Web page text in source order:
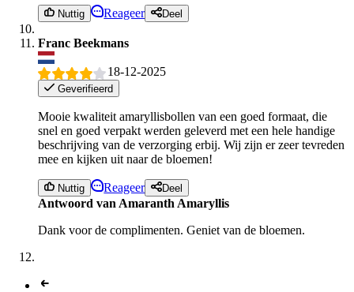
Nuttig Reageer Deel
Franc Beekmans
18-12-2025
Geverifieerd
Mooie kwaliteit amaryllisbollen van een goed formaat, die
snel en goed verpakt werden geleverd met een hele handige
beschrijving van de verzorging erbij. Wij zijn er zeer tevreden
mee en kijken uit naar de bloemen!
Nuttig Reageer Deel
Antwoord van Amaranth Amaryllis
Dank voor de complimenten. Geniet van de bloemen.